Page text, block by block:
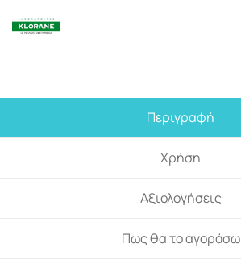
Περιγραφή
Χρήση
Αξιολογήσεις
Πως θα το αγοράσω